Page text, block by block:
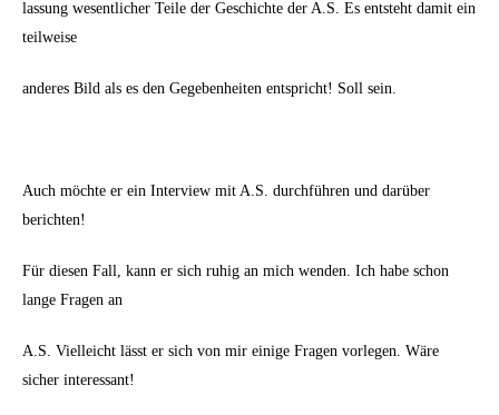
lassung wesentlicher Teile der Geschichte der A.S. Es entsteht damit ein
teilweise
anderes Bild als es den Gegebenheiten entspricht! Soll sein.
Auch möchte er ein Interview mit A.S. durchführen und darüber
berichten!
Für diesen Fall, kann er sich ruhig an mich wenden. Ich habe schon
lange Fragen an
A.S. Vielleicht lässt er sich von mir einige Fragen vorlegen. Wäre
sicher interessant!